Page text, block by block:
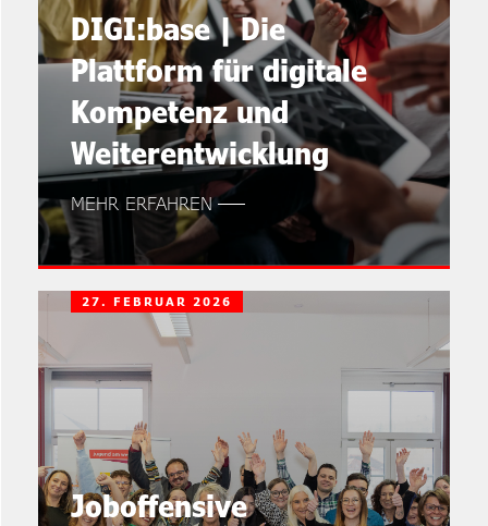
DIGI:base | Die
Plattform für digitale
Kompetenz und
Weiterentwicklung
MEHR ERFAHREN
Joboffensive
27. FEBRUAR 2026